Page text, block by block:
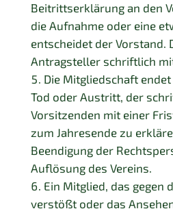
Beitrittserklärung an den
die Aufnahme oder eine
entscheidet der Vorstand.
Antragsteller schriftlich
Die Mitgliedschaft
Tod oder Austritt, der
Vorsitzenden mit einer
zum Jahresende zu
Beendigung der
Auflösung des Vereins.
Ein Mitglied, das gegen
verstößt oder das